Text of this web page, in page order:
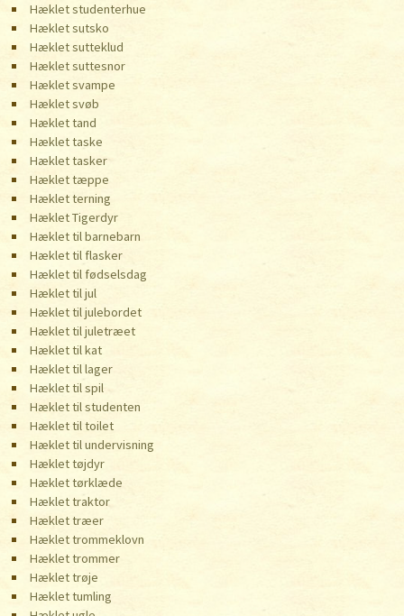
Hæklet studenterhue
Hæklet sutsko
Hæklet sutteklud
Hæklet suttesnor
Hæklet svampe
Hæklet svøb
Hæklet tand
Hæklet taske
Hæklet tasker
Hæklet tæppe
Hæklet terning
Hæklet Tigerdyr
Hæklet til barnebarn
Hæklet til flasker
Hæklet til fødselsdag
Hæklet til jul
Hæklet til julebordet
Hæklet til juletræet
Hæklet til kat
Hæklet til lager
Hæklet til spil
Hæklet til studenten
Hæklet til toilet
Hæklet til undervisning
Hæklet tøjdyr
Hæklet tørklæde
Hæklet traktor
Hæklet træer
Hæklet trommeklovn
Hæklet trommer
Hæklet trøje
Hæklet tumling